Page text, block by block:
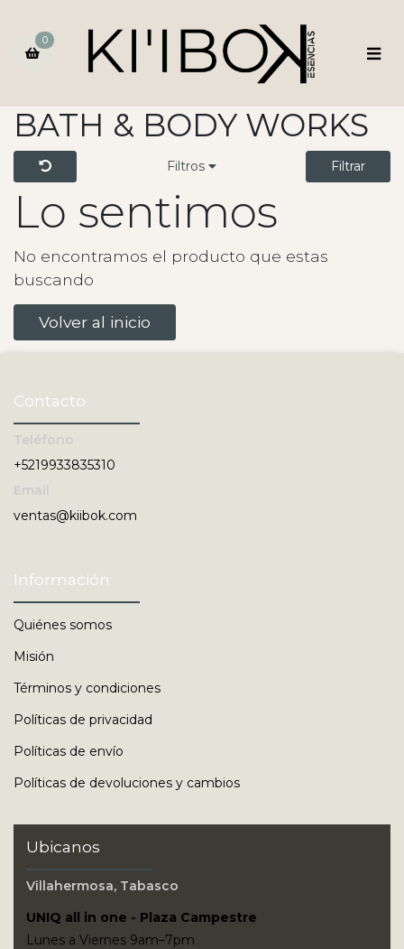
0
BATH & BODY WORKS
Filtros Filtrar
Lo sentimos
No encontramos el producto que estas
buscando
Volver al inicio
Contacto
+5219933835310
ventas@kiibok.com
Información
Quiénes somos
Misión
Términos y condiciones
Políticas de privacidad
Políticas de envío
Políticas de devoluciones y cambios
Ubicanos
Villahermosa, Tabasco
UNIQ all in one - Plaza Campestre
Lunes a Viernes 9am–7pm